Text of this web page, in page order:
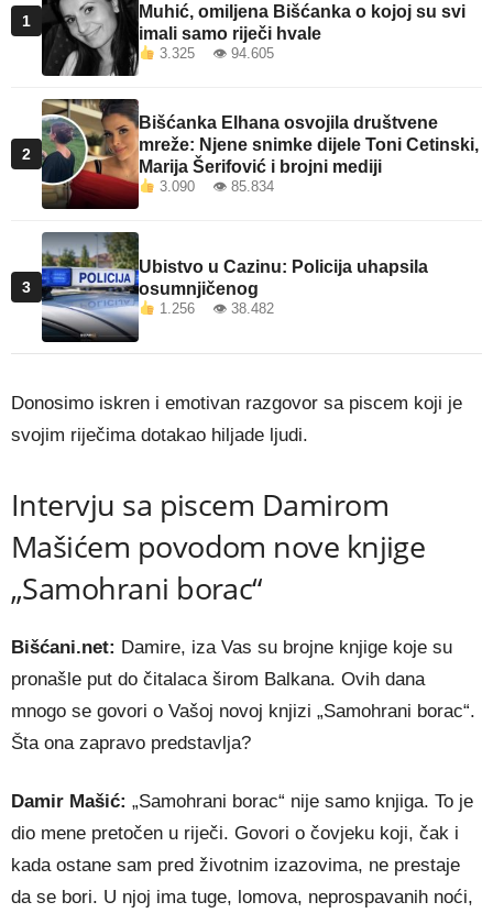
1
Muhić, omiljena Bišćanka o kojoj su svi
imali samo riječi hvale
3.325 👁 94.605
2
Bišćanka Elhana osvojila društvene
mreže: Njene snimke dijele Toni Cetinski,
Marija Šerifović i brojni mediji
3.090 👁 85.834
3
Ubistvo u Cazinu: Policija uhapsila
osumnjičenog
1.256 👁 38.482
Donosimo iskren i emotivan razgovor sa piscem koji je
svojim riječima dotakao hiljade ljudi.
Intervju sa piscem Damirom
Mašićem povodom nove knjige
„Samohrani borac“
Bišćani.net: Damire, iza Vas su brojne knjige koje su
pronašle put do čitalaca širom Balkana. Ovih dana
mnogo se govori o Vašoj novoj knjizi „Samohrani borac“.
Šta ona zapravo predstavlja?
Damir Mašić: „Samohrani borac“ nije samo knjiga. To je
dio mene pretočen u riječi. Govori o čovjeku koji, čak i
kada ostane sam pred životnim izazovima, ne prestaje
da se bori. U njoj ima tuge, lomova, neprospavanih noći,